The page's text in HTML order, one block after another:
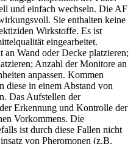
und einfach wechseln. Die AF
Sie enthalten keine
Wirkstoffe. Es ist
eingearbeitet.
Wand oder Decke platzieren;
Anzahl der Monitore an
anpassen. Kommen
diese in einem Abstand von
Das Aufstellen der
Erkennung und Kontrolle der
Vorkommens. Die
ist durch diese Fallen nicht
von Pheromonen (z.B.